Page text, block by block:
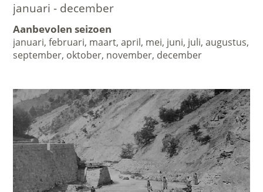
januari - december
Aanbevolen seizoen
januari, februari, maart, april, mei, juni, juli, augustus,
september, oktober, november, december